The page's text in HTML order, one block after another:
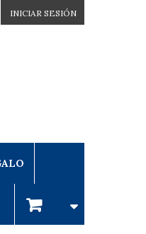
INICIAR SESIÓN